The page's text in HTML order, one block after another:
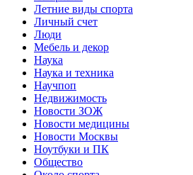
Летние виды спорта
Личный счет
Люди
Мебель и декор
Наука
Наука и техника
Научпоп
Недвижимость
Новости ЗОЖ
Новости медицины
Новости Москвы
Ноутбуки и ПК
Общество